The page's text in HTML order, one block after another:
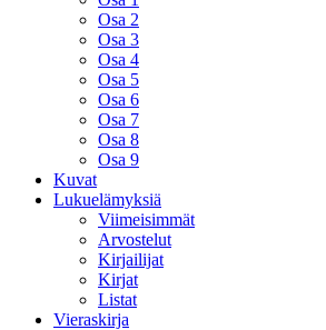
Osa 2
Osa 3
Osa 4
Osa 5
Osa 6
Osa 7
Osa 8
Osa 9
Kuvat
Lukuelämyksiä
Viimeisimmät
Arvostelut
Kirjailijat
Kirjat
Listat
Vieraskirja